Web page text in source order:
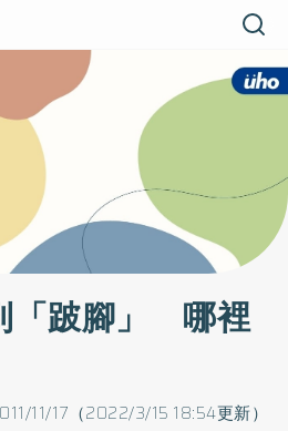
「跛腳」 哪裡
11/17（2022/3/15 18:54更新）